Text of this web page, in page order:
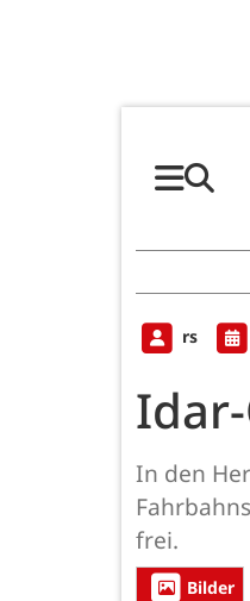
rs
In den
frei.
Bilder